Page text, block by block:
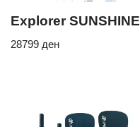
Explorer SUNSHINE
28799 ден